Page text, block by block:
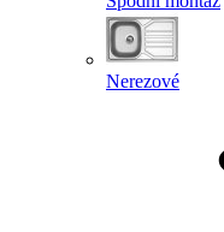
Nerezové